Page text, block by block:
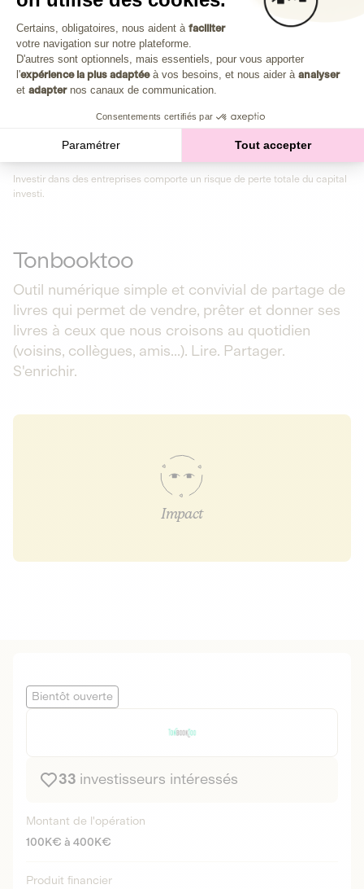
Plongez au cœur de la fabrique d'une autre économie,
celle qui fait du bien à la planète et aux humains.
Découvrir notre média
Investir dans des entreprises comporte un risque de perte totale du capital
investi.
Tonbooktoo
Outil numérique simple et convivial de partage de
livres qui permet de vendre, prêter et donner ses
livres à ceux que nous croisons au quotidien
(voisins, collègues, amis...). Lire. Partager.
S'enrichir.
Impact
Bientôt ouverte
33 investisseurs intéressés
Montant de l'opération
100K€ à 400K€
Produit financier
Plateforme de Gestion du
Certains, obligatoires, nous aident à faciliter
votre navigation sur notre plateforme.
D'autres sont optionnels, mais essentiels, pour vous apporter
l'expérience la plus adaptéeà vos besoins, et nous aider à analyser
et adapternos canaux de communication.
Consentements certifiés par
Paramétrer Tout accepter
Axeptio consent